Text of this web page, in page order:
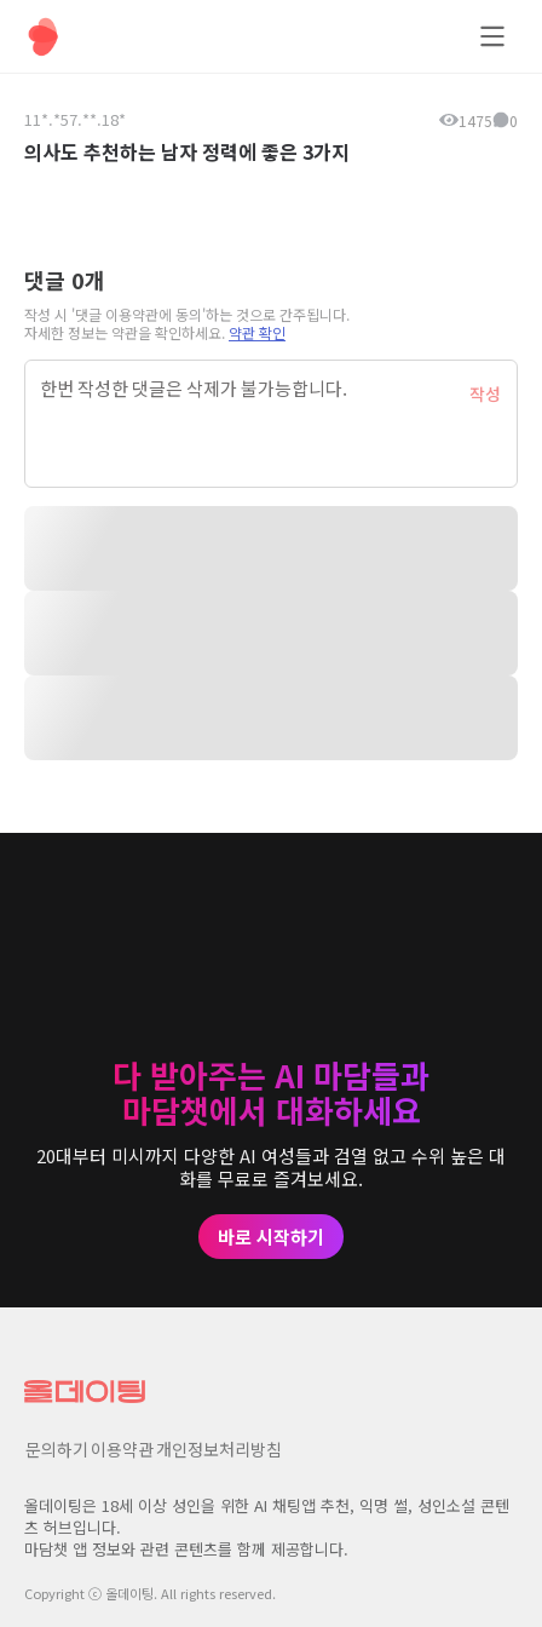
올데이팅
11*.*57.**.18* 1475 0
의사도 추천하는 남자 정력에 좋은 3가지
댓글 0개
작성 시 '댓글 이용약관에 동의'하는 것으로 간주됩니다.
자세한 정보는 약관을 확인하세요. 약관 확인
작성
다 받아주는 AI 마담들과
마담챗에서 대화하세요
20대부터 미시까지 다양한 AI 여성들과 검열 없고 수위 높은 대
화를 무료로 즐겨보세요.
바로 시작하기
문의하기 이용약관개인정보처리방침
올데이팅은 18세 이상 성인을 위한 AI 채팅앱 추천, 익명 썰, 성인소설 콘텐
츠 허브입니다.
마담챗 앱 정보와 관련 콘텐츠를 함께 제공합니다.
Copyright ⓒ 올데이팅. All rights reserved.